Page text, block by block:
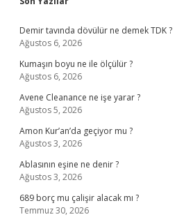
Sidebar
Demir tavında dövülür ne demek TDK ?
Ağustos 6, 2026
Kumaşın boyu ne ile ölçülür ?
Ağustos 6, 2026
Avene Cleanance ne işe yarar ?
Ağustos 5, 2026
Amon Kur’an’da geçiyor mu ?
Ağustos 3, 2026
Ablasının eşine ne denir ?
Ağustos 3, 2026
689 borç mu çalişir alacak mı ?
Temmuz 30, 2026